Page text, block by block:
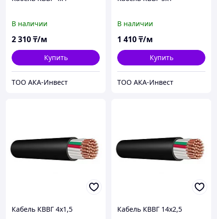
В наличии
2 310₸/м
Купить
ТОО АКА-Инвест
В наличии
1 410₸/м
Купить
ТОО АКА-Инвест
Кабель КВВГ 4x1,5 Кабель КВВГ 14x2,5